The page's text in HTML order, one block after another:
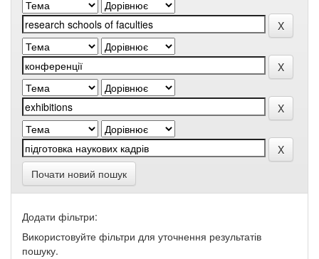
Почати новий пошук
Додати фільтри:
Використовуйте фільтри для уточнення результатів
пошуку.